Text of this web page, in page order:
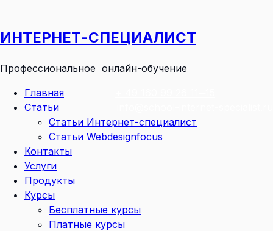
содержимому
ИНТЕРНЕТ-СПЕЦИАЛИСТ
Профессиональное онлайн-обучение
Главная
Статьи
Статьи Интернет-специалист
Статьи Webdesignfocus
Контакты
Услуги
Продукты
Курсы
Бесплатные курсы
Платные курсы